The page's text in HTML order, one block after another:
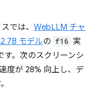
では、 WebLLM チャ
7B モデルの f16 実
す。次のスクリーンシ
度が 28% 向上し、デ